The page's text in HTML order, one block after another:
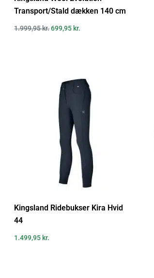
Transport/Stald dækken 140 cm
1.999,95kr.699,95 kr.
Kingsland Ridebukser Kira Hvid
44
1.499,95 kr.